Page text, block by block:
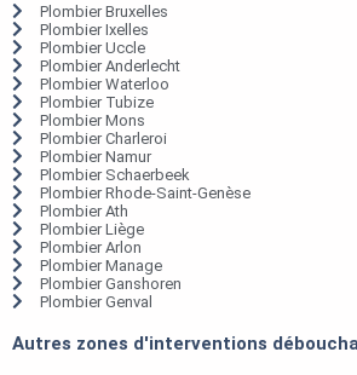
Plombier Bruxelles
Plombier Ixelles
Plombier Uccle
Plombier Anderlecht
Plombier Waterloo
Plombier Tubize
Plombier Mons
Plombier Charleroi
Plombier Namur
Plombier Schaerbeek
Plombier Rhode-Saint-Genèse
Plombier Ath
Plombier Liège
Plombier Arlon
Plombier Manage
Plombier Ganshoren
Plombier Genval
Autres zones d'interventions